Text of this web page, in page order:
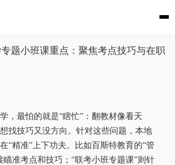
题小班课重点：聚焦考点技巧与在职
，最怕的就是“瞎忙”：翻教材像看天
找技巧又没方向。针对这些问题，本地
“精准”上下功夫。比如百斯特教育的“管
瞄准考点和技巧；“联考小班专题课”则针